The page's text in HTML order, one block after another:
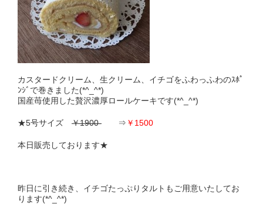
カスタードクリーム、生クリーム、イチゴをふわっふわのｽﾎﾟ
ﾝｼﾞで巻きました(*^_^*)
国産苺使用した贅沢濃厚ロールケーキです(*^_^*)
★5号サイズ ￥1900- ⇒ ￥1500
本日販売しております★
昨日に引き続き、イチゴたっぷりタルトもご用意いたしてお
ります(*^_^*)